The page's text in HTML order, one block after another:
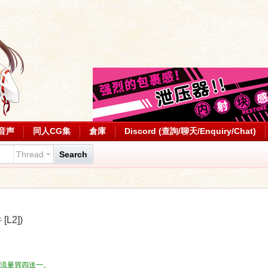
声 同人CG集 倉庫 Discord (查詢/聊天/Enquiry/Chat)
Thread Search
[L2])
量買四送一。